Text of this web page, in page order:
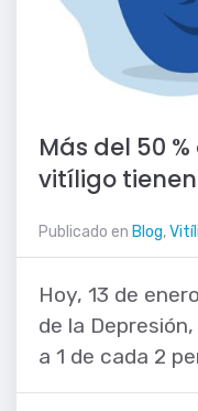
Más del 50
vitíligo
Publicado en Blog,
Hoy, 13 de
de la
a 1 de cada 2